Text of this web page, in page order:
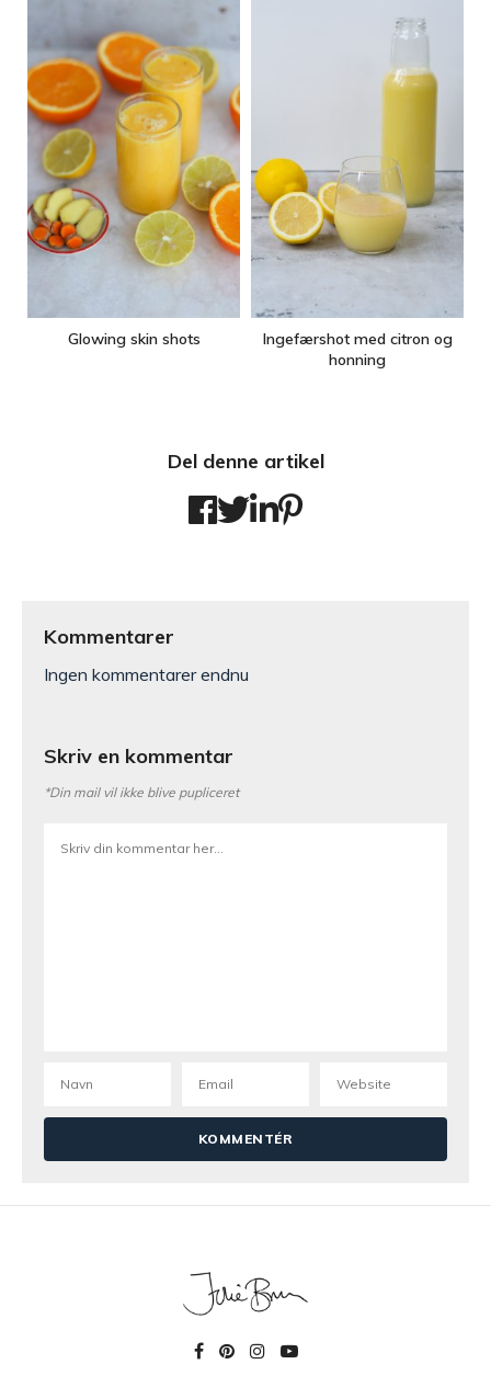
Glowing skin shots
Ingefærshot med citron og
honning
Del denne artikel
Kommentarer
Ingen kommentarer endnu
Skriv en kommentar
*Din mail vil ikke blive pupliceret